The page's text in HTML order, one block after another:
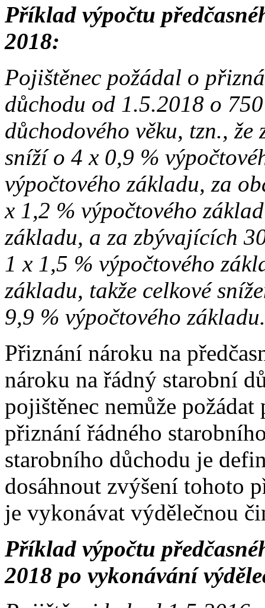
Příklad výpočtu
2018:
Pojištěnec požádal o
důchodu od 1.5.2018 o
důchodového věku, tzn.,
sníží o 4 x 0,9 %
výpočtového základu, za
x 1,2 % výpočtového
základu, a za zbývajících
1 x 1,5 % výpočtového
základu, takže celkové
9,9 % výpočtového základu.
Přiznání nároku na
nároku na řádný starobní
pojištěnec nemůže
přiznání řádného
starobního důchodu je
dosáhnout zvýšení tohoto
je vykonávat výdělečnou
Příklad výpočtu
2018 po vykonávání